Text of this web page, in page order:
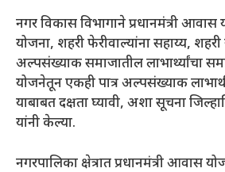
नगर विकास विभागाने प्रधानमंत्री आवास
योजना, शहरी फेरीवाल्यांना सहाय्य,
अल्पसंख्याक समाजातील लाभार्थ्यांचा
योजनेतून एकही पात्र अल्पसंख्याक
याबाबत दक्षता घ्यावी, अशा सूचना
यांनी केल्या.
नगरपालिका क्षेत्रात प्रधानमंत्री आवास